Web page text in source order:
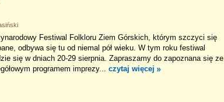
Festiwal Folkloru Ziem Górskich, którym szczyci się
odbywa się tu od niemal pół wieku. W tym roku festiwal
się w dniach 20-29 sierpnia. Zapraszamy do zapoznana się ze
programem imprezy... czytaj więcej